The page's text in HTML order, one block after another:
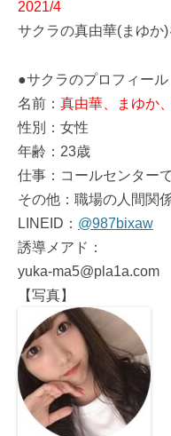
2021/4
サクラの真由華(まゆか)
●サクラのプロフィール
名前： 真由華、まゆか
性別：女性
年齢：23歳
仕事：コールセンター
その他：職場の人間関
LINEID： @987bixaw
誘導メアド：
yuka-ma5@pla1a.com
【写真】